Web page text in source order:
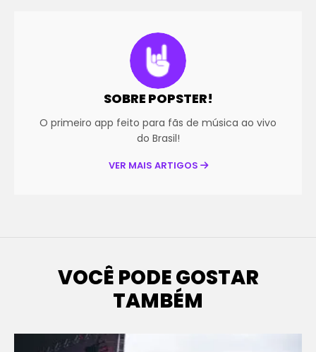
SOBRE POPSTER!
O primeiro app feito para fãs de música ao vivo
do Brasil!
VER MAIS ARTIGOS
VOCÊ PODE GOSTAR
TAMBÉM